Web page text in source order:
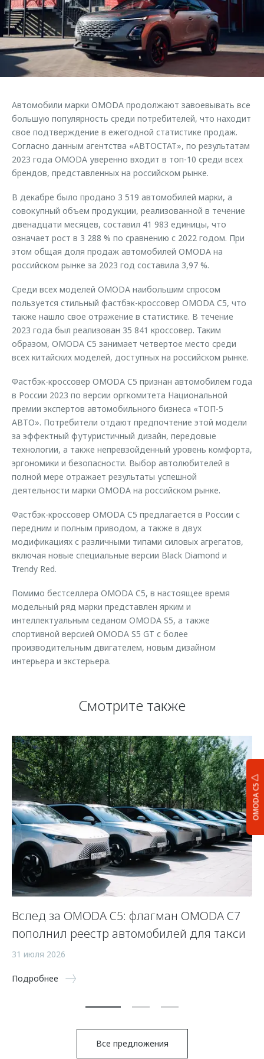
Страхование
Кредитный калькулятор
Аксессуары
Одежда и сувениры
Запчасти
Трейд-ин
Калькулятор трейд-ин
Клиентская поддержка
O&J Автоклуб
Клуб владельцев OMODA
Приложение O&J
Аксессуары
Одежда и сувениры
Оригинальные аксессуары
Запчасти
Обратная связь
OMODA C5
Автомобили марки OMODA продолжают завоевывать все
большую популярность среди потребителей, что находит
свое подтверждение в ежегодной статистике продаж.
Согласно данным агентства «АВТОСТАТ», по результатам
2023 года OMODA уверенно входит в топ-10 среди всех
брендов, представленных на российском рынке.
В декабре было продано 3 519 автомобилей марки, а
совокупный объем продукции, реализованной в течение
двенадцати месяцев, составил 41 983 единицы, что
означает рост в 3 288 % по сравнению с 2022 годом. При
этом общая доля продаж автомобилей OMODA на
российском рынке за 2023 год составила 3,97 %.
Среди всех моделей OMODA наибольшим спросом
пользуется стильный фастбэк-кроссовер OMODA C5, что
также нашло свое отражение в статистике. В течение
2023 года был реализован 35 841 кроссовер. Таким
образом, OMODA С5 занимает четвертое место среди
всех китайских моделей, доступных на российском рынке.
Фастбэк-кроссовер OMODA C5 признан автомобилем года
в России 2023 по версии оргкомитета Национальной
премии экспертов автомобильного бизнеса «ТОП-5
АВТО». Потребители отдают предпочтение этой модели
за эффектный футуристичный дизайн, передовые
технологии, а также непревзойденный уровень комфорта,
эргономики и безопасности. Выбор автолюбителей в
полной мере отражает результаты успешной
деятельности марки OMODA на российском рынке.
Фастбэк-кроссовер OMODA C5 предлагается в России с
передним и полным приводом, а также в двух
модификациях с различными типами силовых агрегатов,
включая новые специальные версии Black Diamond и
Trendy Red.
Помимо бестселлера OMODA C5, в настоящее время
модельный ряд марки представлен ярким и
интеллектуальным седаном OMODA S5, а также
спортивной версией OMODA S5 GT с более
производительным двигателем, новым дизайном
интерьера и экстерьера.
Смотрите также
Вслед за OMODA C5: флагман OMODA C7
пополнил реестр автомобилей для такси
31 июля 2026
Подробнее
Все предложения